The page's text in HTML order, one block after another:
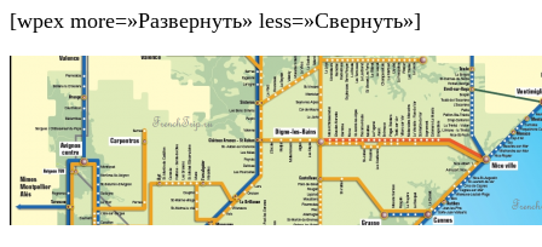
[wpex more=»Развернуть» less=»Свернуть»]